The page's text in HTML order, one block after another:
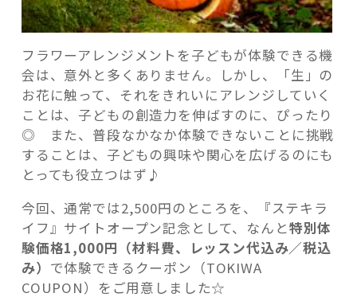
フラワーアレンジメントを子どもが体験できる機
会は、意外と多くありません。しかし、「生」の
お花に触って、それをきれいにアレンジしていく
ことは、子どもの創造力を伸ばすのに、ぴったり
◎ また、普段なかなか体験できないことに挑戦
することは、子どもの興味や関心を広げるのにも
とっても役立つはず♪
今回、通常では2,500円のところを、『ステキラ
イフ』サイトオープン記念として、なんと特別体
験価格1,000円（材料費、レッスン代込み／税込
み） で体験できるクーポン（TOKIWA
COUPON）をご用意しました☆